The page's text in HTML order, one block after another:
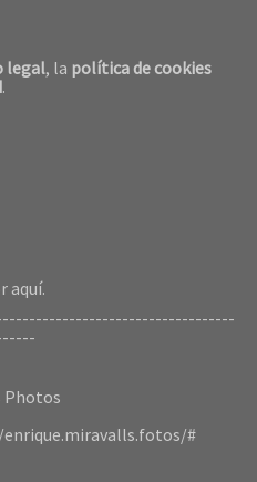
legal, la política de cookies
.
aquí.
Photos
#